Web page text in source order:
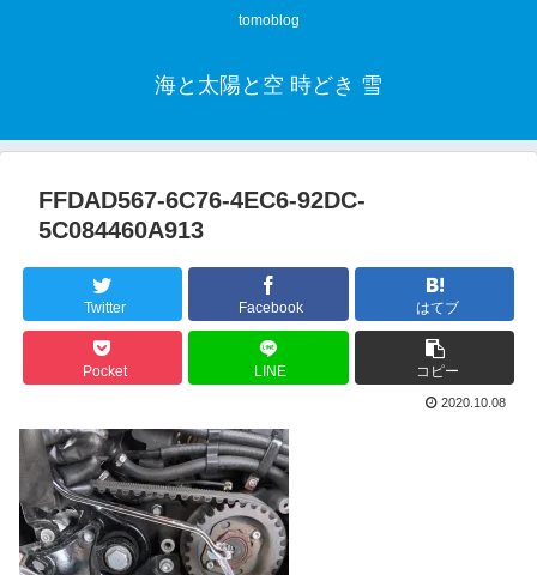
tomoblog
海と太陽と空 時どき 雪
FFDAD567-6C76-4EC6-92DC-
5C084460A913
Twitter Facebook はてブ
Pocket LINE コピー
2020.10.08